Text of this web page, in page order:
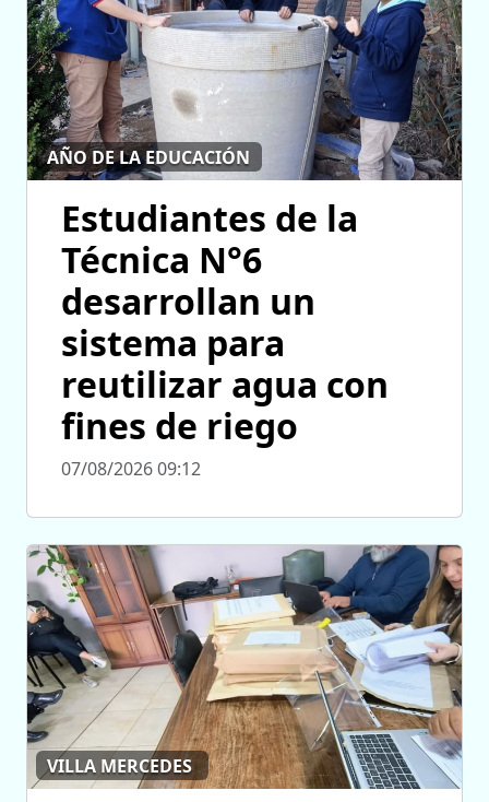
AÑO DE LA EDUCACIÓN
Estudiantes de la
Técnica N°6
desarrollan un
sistema para
reutilizar agua con
fines de riego
07/08/2026 09:12
VILLA MERCEDES